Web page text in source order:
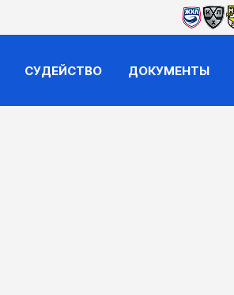
СУДЕЙСТВО ДОКУМЕНТЫ